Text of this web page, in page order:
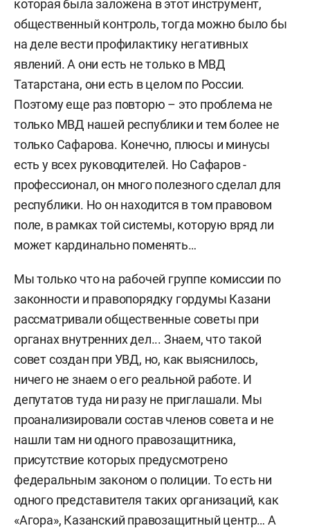
которая была заложена в этот инструмент,
общественный контроль, тогда можно было бы
на деле вести профилактику негативных
явлений. А они есть не только в МВД
Татарстана, они есть в целом по России.
Поэтому еще раз повторю – это проблема не
только МВД нашей республики и тем более не
только Сафарова. Конечно, плюсы и минусы
есть у всех руководителей. Но Сафаров -
профессионал, он много полезного сделал для
республики. Но он находится в том правовом
поле, в рамках той системы, которую вряд ли
может кардинально поменять…
Мы только что на рабочей группе комиссии по
законности и правопорядку гордумы Казани
рассматривали общественные советы при
органах внутренних дел... Знаем, что такой
совет создан при УВД, но, как выяснилось,
ничего не знаем о его реальной работе. И
депутатов туда ни разу не приглашали. Мы
проанализировали состав членов совета и не
нашли там ни одного правозащитника,
присутствие которых предусмотрено
федеральным законом о полиции. То есть ни
одного представителя таких организаций, как
«Агора», Казанский правозащитный центр… А